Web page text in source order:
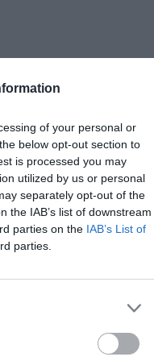
of your personal or
below opt-out section to
is processed you may
utilized by us or personal
separately opt-out of the
the IAB’s list of downstream
parties on the IAB’s List of
parties.
de
en el
de